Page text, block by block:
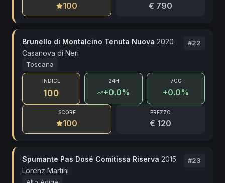
100 € 790
Brunello di Montalcino Tenuta Nuova 2020
Casanova di Neri
#22
Toscana
INDICE
100
24H
+0.0%
7GG
+0.0%
SCORE
100
PREZZO
€ 120
Spumante Pas Dosé Comitissa Riserva 2015
Lorenz Martini
#23